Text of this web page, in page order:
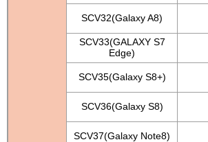
SCV32(Galaxy A8)
SCV33(GALAXY S7
Edge)
SCV35(Galaxy S8+)
SCV36(Galaxy S8)
SCV37(Galaxy Note8)